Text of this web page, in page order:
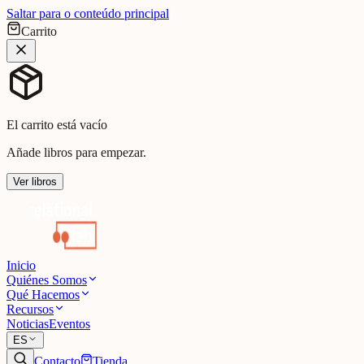
Saltar para o conteúdo principal
Carrito
El carrito está vacío
Añade libros para empezar.
Ver libros
Inicio
Quiénes Somos
Qué Hacemos
Recursos
NoticiasEventos
ES
Contacto Tienda